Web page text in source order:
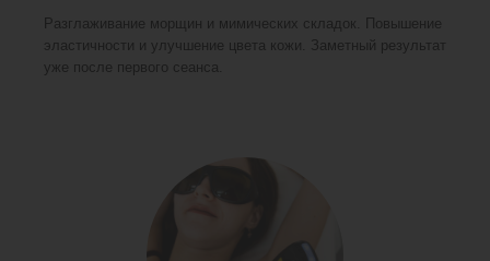
Разглаживание морщин и мимических складок. Повышение
эластичности и улучшение цвета кожи. Заметный результат
уже после первого сеанса.